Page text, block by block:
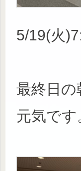
5/19(火
最終日の
元気です